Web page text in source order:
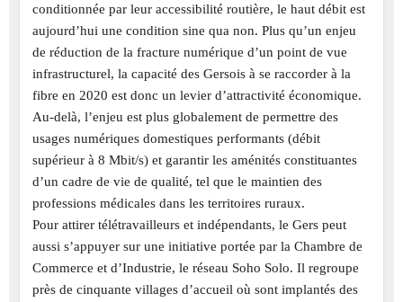
conditionnée par leur accessibilité routière, le haut débit est
aujourd’hui une condition sine qua non. Plus qu’un enjeu
de réduction de la fracture numérique d’un point de vue
infrastructurel, la capacité des Gersois à se raccorder à la
fibre en 2020 est donc un levier d’attractivité économique.
Au-delà, l’enjeu est plus globalement de permettre des
usages numériques domestiques performants (débit
supérieur à 8 Mbit/s) et garantir les aménités constituantes
d’un cadre de vie de qualité, tel que le maintien des
professions médicales dans les territoires ruraux.
Pour attirer télétravailleurs et indépendants, le Gers peut
aussi s’appuyer sur une initiative portée par la Chambre de
Commerce et d’Industrie, le réseau Soho Solo. Il regroupe
près de cinquante villages d’accueil où sont implantés des